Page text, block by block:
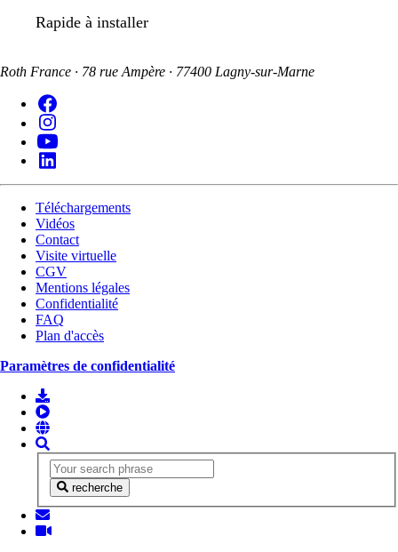
Rapide à installer
Roth France · 78 rue Ampère · 77400 Lagny-sur-Marne
Téléchargements
Vidéos
Contact
Visite virtuelle
CGV
Mentions légales
Confidentialité
FAQ
Plan d'accès
Paramètres de confidentialité
recherche